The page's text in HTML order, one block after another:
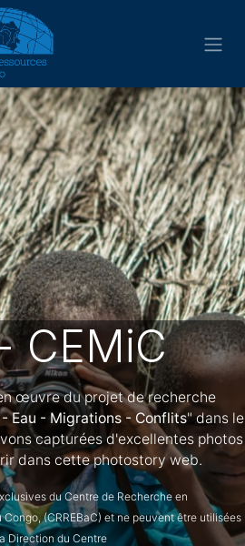
CEMiC
œuvre du projet de recherche
Eau - Migrations - Conflits" dans le
capturées d'excellentes photos
dans cette photostory web.
du Centre de Recherche en
Congo, (CRREBaC) et ne peuvent être utilisées
Direction du Centre